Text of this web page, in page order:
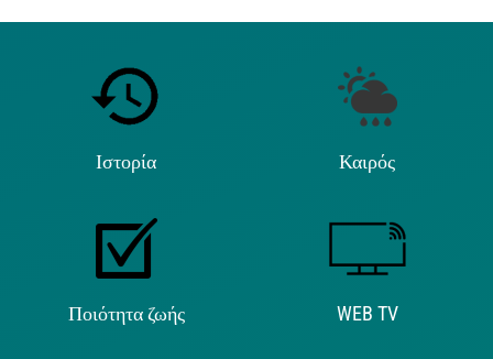
Ιστορία Καιρός
Ποιότητα ζωής WEB TV